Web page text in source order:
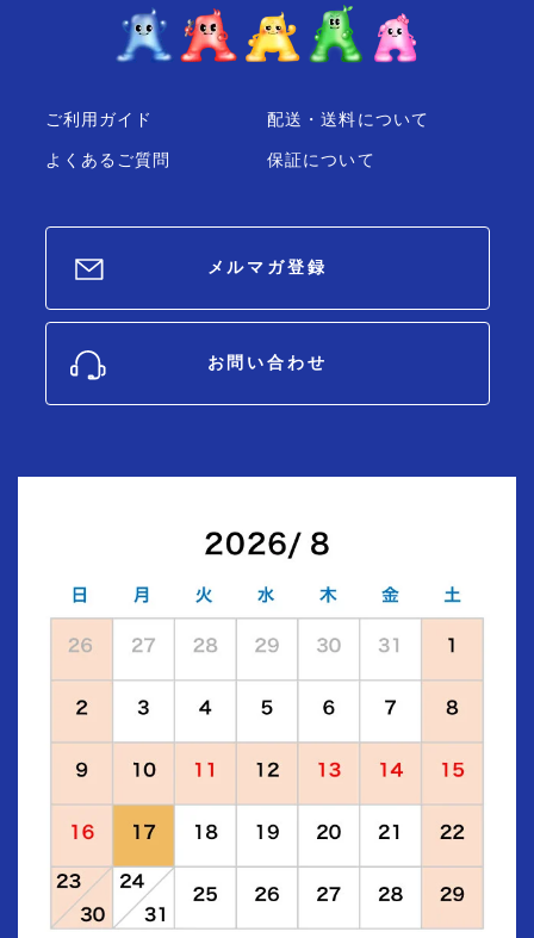
ご利用ガイド
よくあるご質問
配送・送料について
保証について
メルマガ登録
お問い合わせ